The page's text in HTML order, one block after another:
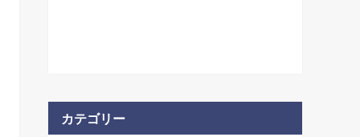
カテゴリー